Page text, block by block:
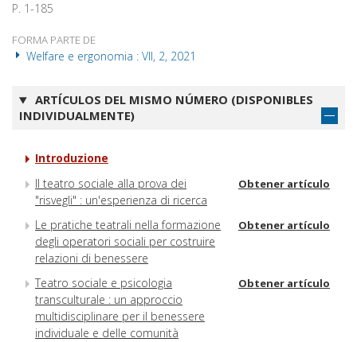
P. 1-185
FORMA PARTE DE
Welfare e ergonomia : VII, 2, 2021
ARTÍCULOS DEL MISMO NÚMERO (DISPONIBLES
INDIVIDUALMENTE)
Introduzione
Il teatro sociale alla prova dei
"risvegli" : un'esperienza di ricerca
Obtener artículo
Le pratiche teatrali nella formazione
degli operatori sociali per costruire
relazioni di benessere
Obtener artículo
Teatro sociale e psicologia
transculturale : un approccio
multidisciplinare per il benessere
individuale e delle comunità
Obtener artículo